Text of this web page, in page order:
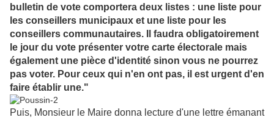
bulletin de vote comportera deux listes : une liste pour
les conseillers municipaux et une liste pour les
conseillers communautaires. Il faudra obligatoirement
le jour du vote présenter votre carte électorale mais
également une pièce d'identité sinon vous ne pourrez
pas voter. Pour ceux qui n'en ont pas, il est urgent d'en
faire établir une."
Puis, Monsieur le Maire donna lecture d'une lettre émanant